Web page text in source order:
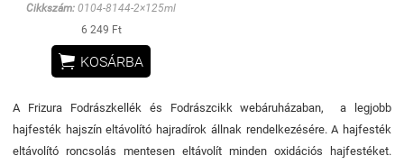
Cikkszám: 0104-8144-2×125ml
6 249 Ft
 KOSÁRBA
A Frizura Fodrászkellék és Fodrászcikk webáruházaban, a legjobb
hajfesték hajszín eltávolító hajradírok állnak rendelkezésére. A hajfesték
eltávolító roncsolás mentesen eltávolít minden oxidációs hajfestéket.